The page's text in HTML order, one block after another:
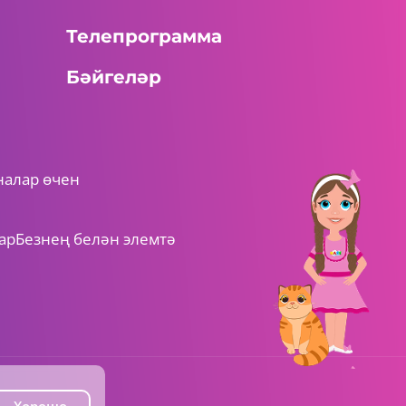
Телепрограмма
Бәйгеләр
өчен
Безнең белән элемтә